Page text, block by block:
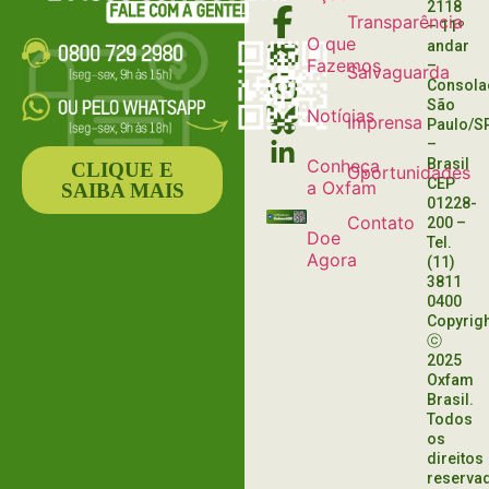
O que
Fazemos
Notícias
Conheça
a Oxfam
Doe
Agora
Transparência
Salvaguarda
Imprensa
Oportunidades
Contato
2118
– 11º
andar
–
São
Paulo/
–
Brasil
CEP
01228-
200 –
Tel.
(11)
3811
0400
ⓒ
2025
Oxfam
Brasil.
Todos
os
direitos
CLIQUE E
SAIBA MAIS